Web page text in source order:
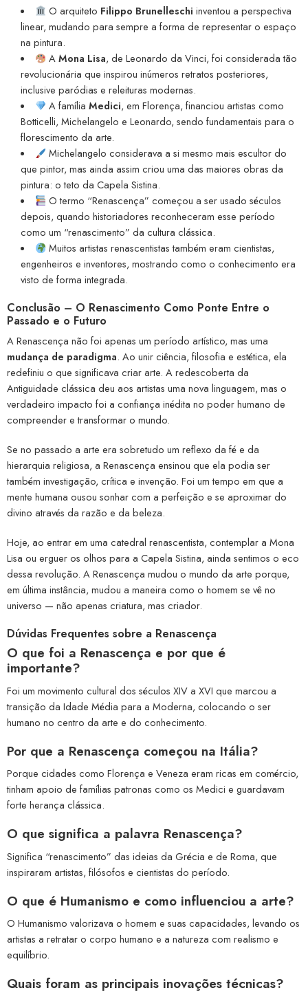
O arquiteto Filippo Brunelleschi inventou a perspectiva
linear, mudando para sempre a forma de representar o espaço
na pintura.
AMona Lisa, de Leonardo da Vinci, foi considerada tão
revolucionária que inspirou inúmeros retratos posteriores,
inclusive paródias e releituras modernas.
A família Medici, em Florença, financiou artistas como
Botticelli, Michelangelo e Leonardo, sendo fundamentais para o
florescimento da arte.
Michelangelo considerava a si mesmo mais escultor do
que pintor, mas ainda assim criou uma das maiores obras da
pintura: o teto da Capela Sistina.
O termo “Renascença” começou a ser usado séculos
depois, quando historiadores reconheceram esse período
como um “renascimento” da cultura clássica.
Muitos artistas renascentistas também eram cientistas,
engenheiros e inventores, mostrando como o conhecimento era
visto de forma integrada.
Conclusão – O Renascimento Como Ponte Entre o
Passado e o Futuro
A Renascença não foi apenas um período artístico, mas uma
mudança de paradigma. Ao unir ciência, filosofia e estética, ela
redefiniu o que significava criar arte. A redescoberta da
Antiguidade clássica deu aos artistas uma nova linguagem, mas o
verdadeiro impacto foi a confiança inédita no poder humano de
compreender e transformar o mundo.
Se no passado a arte era sobretudo um reflexo da fé e da
hierarquia religiosa, a Renascença ensinou que ela podia ser
também investigação, crítica e invenção. Foi um tempo em que a
mente humana ousou sonhar com a perfeição e se aproximar do
divino através da razão e da beleza.
Hoje, ao entrar em uma catedral renascentista, contemplar a Mona
Lisa ou erguer os olhos para a Capela Sistina, ainda sentimos o eco
dessa revolução. A Renascença mudou o mundo da arte porque,
em última instância, mudou a maneira como o homem se vê no
universo — não apenas criatura, mas criador.
Dúvidas Frequentes sobre a Renascença
O que foi a Renascença e por que é
importante?
Foi um movimento cultural dos séculos XIV a XVI que marcou a
transição da Idade Média para a Moderna, colocando o ser
humano no centro da arte e do conhecimento.
Por que a Renascença começou na Itália?
Porque cidades como Florença e Veneza eram ricas em comércio,
tinham apoio de famílias patronas como os Medici e guardavam
forte herança clássica.
O que significa a palavra Renascença?
Significa “renascimento” das ideias da Grécia e de Roma, que
inspiraram artistas, filósofos e cientistas do período.
O que é Humanismo e como influenciou a arte?
O Humanismo valorizava o homem e suas capacidades, levando os
artistas a retratar o corpo humano e a natureza com realismo e
equilíbrio.
Quais foram as principais inovações técnicas?